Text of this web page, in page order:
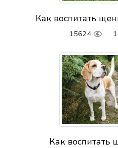
Как воспитать
15624
Как воспитать